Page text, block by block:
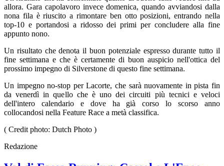
allora. Gara capolavoro invece domenica, quando avviandosi dalla
nona fila è riuscito a rimontare ben otto posizioni, entrando nella
top-10 e portandosi a ridosso dei primi per concludere alla fine
appunto nono.
Un risultato che denota il buon potenziale espresso durante tutto il
fine settimana e che è certamente di buon auspicio nell'ottica del
prossimo impegno di Silverstone di questo fine settimana.
Un impegno no-stop per Lacorte, che sarà nuovamente in pista fin
da venerdì in quello che è uno dei circuiti più tecnici e veloci
dell'intero calendario e dove ha già corso lo scorso anno
collocandosi nella Feature Race a metà classifica.
( Credit photo: Dutch Photo )
Redazione